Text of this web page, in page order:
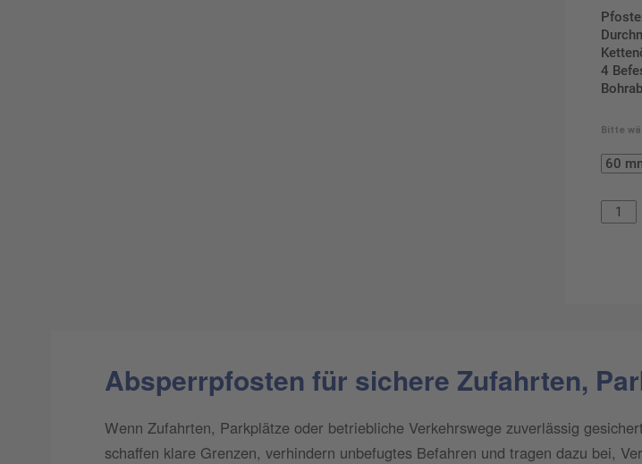
4
Bitte
Absperrpfosten für sichere Zufahrten,
Wenn Zufahrten, Parkplätze oder betriebliche Verkehrswege zuverlässig
schaffen klare Grenzen, verhindern unbefugtes Befahren und tragen dazu bei,